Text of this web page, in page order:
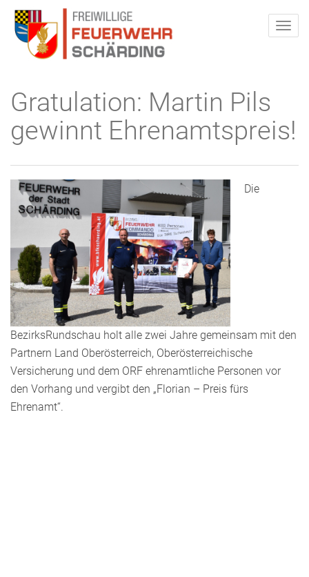
Gratulation: Martin Pils
gewinnt Ehrenamtspreis!
Die
BezirksRundschau holt alle zwei Jahre gemeinsam mit den
Partnern Land Oberösterreich, Oberösterreichische
Versicherung und dem ORF ehrenamtliche Personen vor
den Vorhang und vergibt den „Florian – Preis fürs
Ehrenamt“.